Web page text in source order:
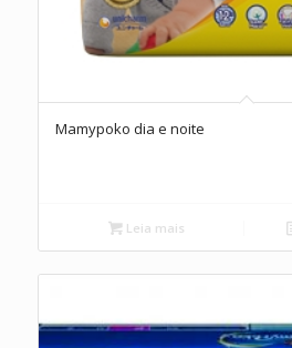
Mamypoko dia e noite
Leia mais